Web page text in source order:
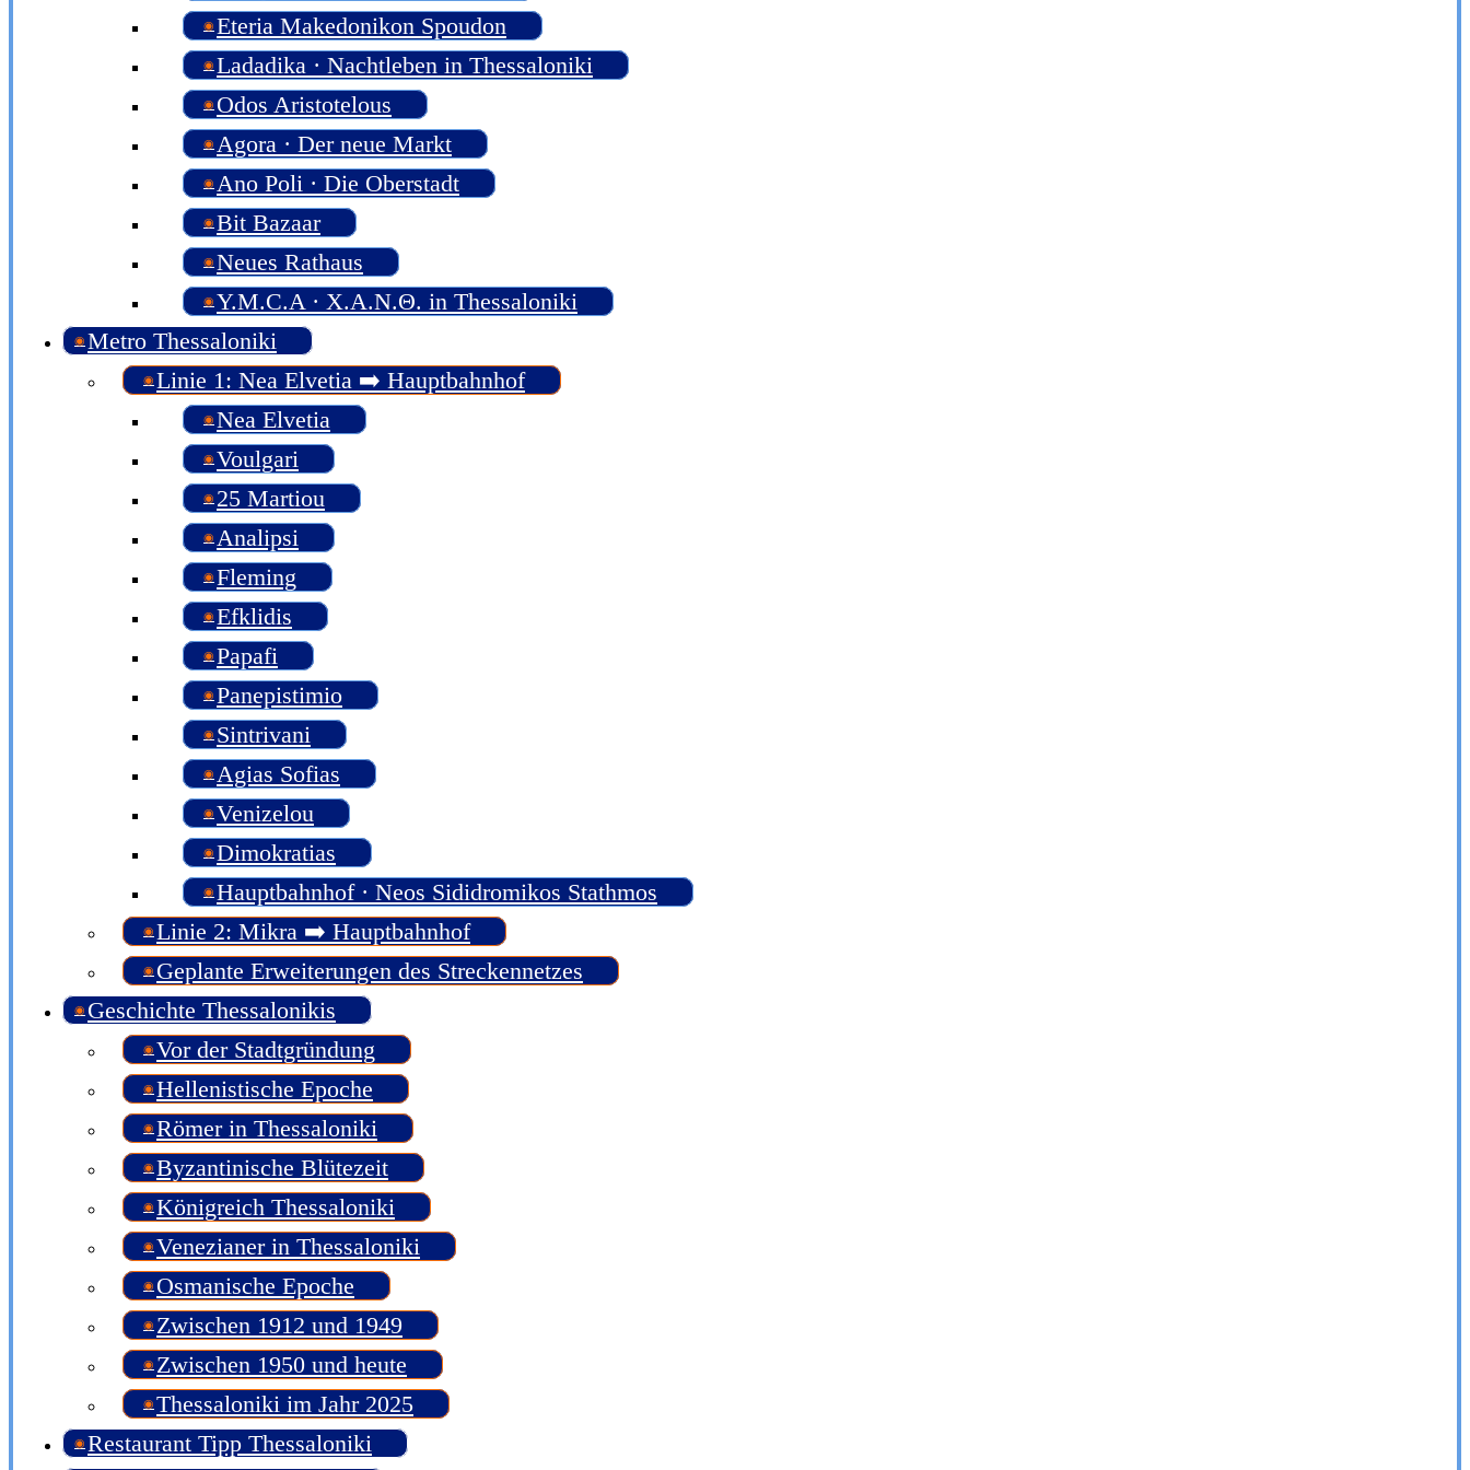
Eteria Makedonikon Spoudon
Ladadika · Nachtleben in Thessaloniki
Odos Aristotelous
Agora · Der neue Markt
Ano Poli · Die Oberstadt
Bit Bazaar
Neues Rathaus
Y.M.C.A · Χ.Α.Ν.Θ. in Thessaloniki
Metro Thessaloniki
Linie 1: Nea Elvetia ➡️ Hauptbahnhof
Nea Elvetia
Voulgari
25 Martiou
Analipsi
Fleming
Efklidis
Papafi
Panepistimio
Sintrivani
Agias Sofias
Venizelou
Dimokratias
Hauptbahnhof · Neos Sididromikos Stathmos
Linie 2: Mikra ➡️ Hauptbahnhof
Geplante Erweiterungen des Streckennetzes
Geschichte Thessalonikis
Vor der Stadtgründung
Hellenistische Epoche
Römer in Thessaloniki
Byzantinische Blütezeit
Königreich Thessaloniki
Venezianer in Thessaloniki
Osmanische Epoche
Zwischen 1912 und 1949
Zwischen 1950 und heute
Thessaloniki im Jahr 2025
Restaurant Tipp Thessaloniki